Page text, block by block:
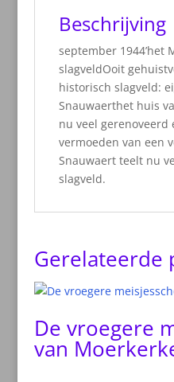
Beschrijving
september 1944’het
slagveldOoit
historisch slagveld:
Snauwaerthet huis
nu veel gerenoveerd
vermoeden van een
Snauwaert teelt nu
slagveld.
Gerelateerde
De vroegere
van